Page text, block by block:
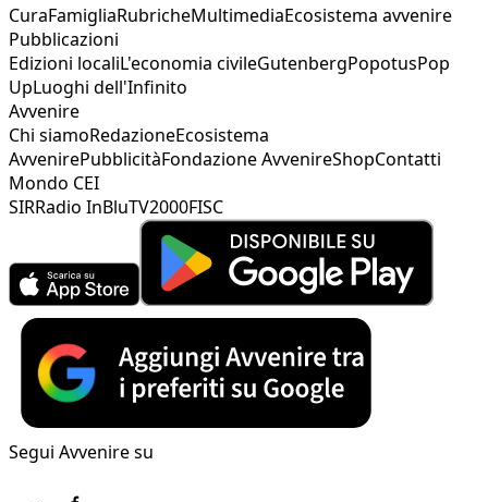
CuraFamigliaRubricheMultimediaEcosistema avvenire
Pubblicazioni
Edizioni localiL'economia civileGutenbergPopotusPop
UpLuoghi dell'Infinito
Avvenire
Chi siamoRedazioneEcosistema
AvvenirePubblicitàFondazione AvvenireShopContatti
Mondo CEI
SIRRadio InBluTV2000FISC
Segui Avvenire su